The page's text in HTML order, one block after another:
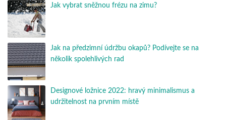
Jak vybrat sněžnou frézu na zimu?
Jak na předzimní údržbu okapů? Podívejte se na
několik spolehlivých rad
Designové ložnice 2022: hravý minimalismus a
udržitelnost na prvním místě